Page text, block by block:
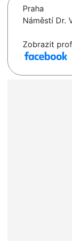
Praha
Náměstí Dr.
Zobrazit